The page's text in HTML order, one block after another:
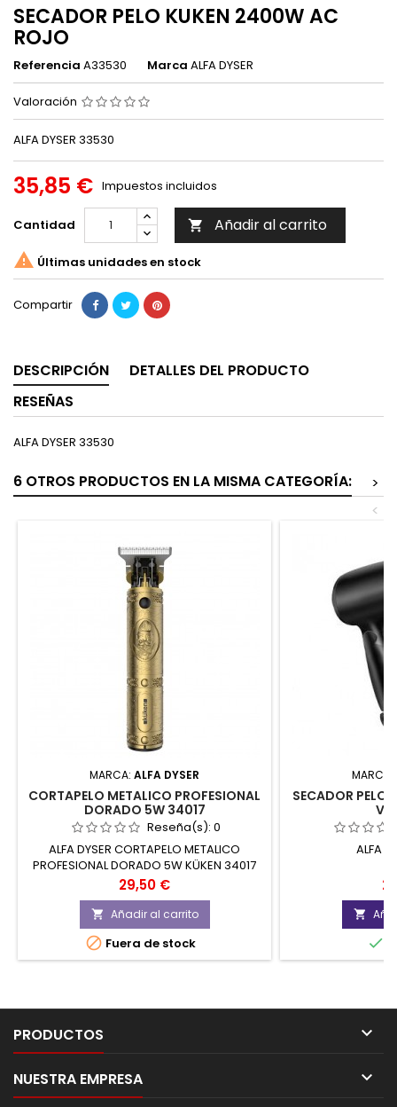
SECADOR PELO KUKEN 2400W AC
ROJO
Referencia A33530 Marca ALFA DYSER
Valoración
ALFA DYSER 33530
35,85 € Impuestos incluidos
Cantidad  Añadir al carrito
 Últimas unidades en stock
Compartir
DESCRIPCIÓN
DETALLES DEL PRODUCTO
RESEÑAS
ALFA DYSER 33530
6 OTROS PRODUCTOS EN LA MISMA CATEGORÍA:
>
<
MARCA: ALFA DYSER
CORTAPELO METALICO PROFESIONAL
DORADO 5W 34017
Reseña(s): 0
ALFA DYSER CORTAPELO METALICO
PROFESIONAL DORADO 5W KÜKEN 34017
Precio
29,50 €
 Añadir al carrito
 Fuera de stock
MARCA:
SECADOR PELO
ALFA


PRODUCTOS 
NUESTRA EMPRESA 